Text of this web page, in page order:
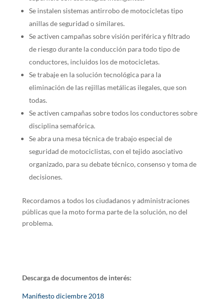
Se instalen sistemas antirrobo de motocicletas tipo
anillas de seguridad o similares.
Se activen campañas sobre visión periférica y filtrado
de riesgo durante la conducción para todo tipo de
conductores, incluidos los de motocicletas.
Se trabaje en la solución tecnológica para la
eliminación de las rejillas metálicas ilegales, que son
todas.
Se activen campañas sobre todos los conductores sobre
disciplina semafórica.
Se abra una mesa técnica de trabajo especial de
seguridad de motociclistas, con el tejido asociativo
organizado, para su debate técnico, consenso y toma de
decisiones.
Recordamos a todos los ciudadanos y administraciones
públicas que la moto forma parte de la solución, no del
problema.
Descarga de documentos de interés:
Manifiesto diciembre 2018